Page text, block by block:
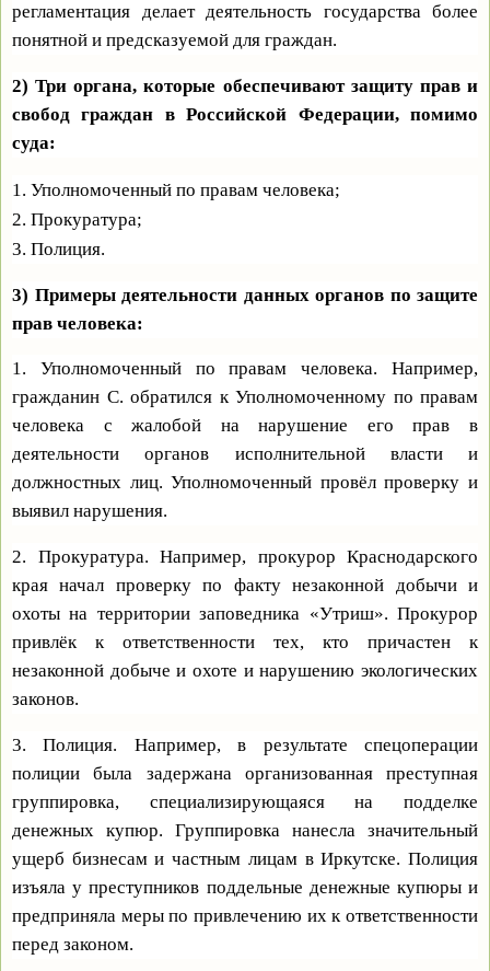
регламентация делает деятельность государства более
понятной и предсказуемой для граждан.
2) Три органа, которые обеспечивают защиту прав и
свобод граждан в Российской Федерации, помимо
суда:
1. Уполномоченный по правам человека;
2. Прокуратура;
3. Полиция.
3) Примеры деятельности данных органов по защите
прав человека:
1. Уполномоченный по правам человека. Например,
гражданин С. обратился к Уполномоченному по правам
человека с жалобой на нарушение его прав в
деятельности органов исполнительной власти и
должностных лиц. Уполномоченный провёл проверку и
выявил нарушения.
2. Прокуратура. Например, прокурор Краснодарского
края начал проверку по факту незаконной добычи и
охоты на территории заповедника «Утриш». Прокурор
привлёк к ответственности тех, кто причастен к
незаконной добыче и охоте и нарушению экологических
законов.
3. Полиция. Например, в результате спецоперации
полиции была задержана организованная преступная
группировка, специализирующаяся на подделке
денежных купюр. Группировка нанесла значительный
ущерб бизнесам и частным лицам в Иркутске. Полиция
изъяла у преступников поддельные денежные купюры и
предприняла меры по привлечению их к ответственности
перед законом.